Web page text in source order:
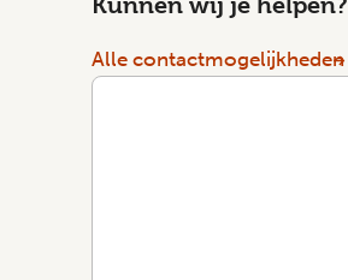
Alle contactmogelijkheden